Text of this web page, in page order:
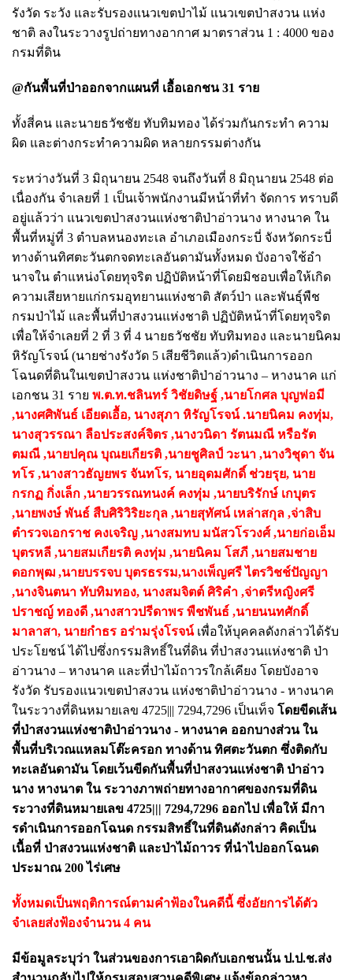
รังวัด ระวัง และรับรองแนวเขตป่าไม้ แนวเขตป่าสงวน แห่ง
ชาติ ลงในระวางรูปถ่ายทางอากาศ มาตราส่วน 1 : 4000 ของ
กรมที่ดิน
@กันพื้นที่ป่าออกจากแผนที่ เอื้อเอกชน 31 ราย
ทั้งสี่คน และนายธวัชชัย ทับทิมทอง ได้ร่วมกันกระทํา ความ
ผิด และต่างกระทําความผิด หลายกรรมต่างกัน
ระหว่างวันที่ 3 มิถุนายน 2548 จนถึงวันที่ 8 มิถุนายน 2548 ต่อ
เนื่องกัน จําเลยที่ 1 เป็นเจ้าพนักงานมีหน้าที่ทํา จัดการ ทราบดี
อยู่แล้วว่า แนวเขตป่าสงวนแห่งชาติป่าอ่าวนาง หางนาค ใน
พื้นที่หมู่ที่ 3 ตําบลหนองทะเล อําเภอเมืองกระบี่ จังหวัดกระบี่
ทางด้านทิศตะวันตกจดทะเลอันดามันทั้งหมด บังอาจใช้อํา
นาจใน ตําแหน่งโดยทุจริต ปฏิบัติหน้าที่โดยมิชอบเพื่อให้เกิด
ความเสียหายแก่กรมอุทยานแห่งชาติ สัตว์ป่า และพันธุ์พืช
กรมป่าไม้ และพื้นที่ป่าสงวนแห่งชาติ ปฏิบัติหน้าที่โดยทุจริต
เพื่อให้จําเลยที่ 2 ที่ 3 ที่ 4 นายธวัชชัย ทับทิมทอง และนายนิคม
หิรัญโรจน์ (นายช่างรังวัด 5 เสียชีวิตแล้ว)ดําเนินการออก
โฉนดที่ดินในเขตป่าสงวน แห่งชาติป่าอ่าวนาง – หางนาค แก่
เอกชน 31 ราย พ.ต.ท.ชลินทร์ วิชัยดิษฐ์ ,นายโกศล บุญพ่อมี
,นางศศิพันธ์ เอียดเอื้อ, นางสุภา หิรัญโรจน์ .นายนิคม คงทุ่ม,
นางสุวรรณา ลือประสงค์จิตร ,นางวนิดา รัตนมณี หรือรัต
ตมณี ,นายปคุณ บุณยเกียรติ ,นายชูศิลป์ วะนา ,นางวิชุดา จัน
ทโร ,นางสาวธัญยพร จันทโร, นายอุดมศักดิ์ ช่วยรุย, นาย
กรกฏ กิ่งเล็ก ,นายวรรณทนงค์ คงทุ่ม ,นายบริรักษ์ เกบุตร
,นายพงษ์ พันธ์ สืบศิริวิริยะกุล ,นายสุทัศน์ เหล่าสกุล ,จ่าสิบ
ตํารวจเอกราช คงเจริญ ,นางสมทบ มนัสวโรวงศ์ ,นายก่อเอ็ม
บุตรหลี ,นายสมเกียรติ คงทุ่ม ,นายนิคม โสภี ,นายสมชาย
ดอกพุฒ ,นายบรรจบ บุตรธรรม,นางเพ็ญศรี ไตรวิชช์ปัญญา
,นางจินตนา ทับทิมทอง, นางสมจิตต์ ศิริคํา ,จ่าตรีหญิงศรี
ปราชญ์ ทองดี ,นางสาวปรีดาพร พืชพันธ์ ,นายนนทศักดิ์
มาลาสา, นายกําธร อร่ามรุ่งโรจน์เพื่อให้บุคคลดังกล่าวได้รับ
ประโยชน์ ได้ไปซึ่งกรรมสิทธิ์ในที่ดิน ที่ป่าสงวนแห่งชาติ ป่า
อ่าวนาง – หางนาค และที่ป่าไม้ถาวรใกล้เคียง โดยบังอาจ
รังวัด รับรองแนวเขตป่าสงวน แห่งชาติป่าอ่าวนาง - หางนาค
ในระวางที่ดินหมายเลข 4725||| 7294,7296 เป็นเท็จ โดยขีดเส้น
ที่ป่าสงวนแห่งชาติป่าอ่าวนาง - หางนาค ออกบางส่วน ใน
พื้นที่บริเวณแหลมโต๊ะครอก ทางด้าน ทิศตะวันตก ซึ่งติดกับ
ทะเลอันดามัน โดยเว้นขีดกันพื้นที่ป่าสงวนแห่งชาติ ป่าอ่าว
นาง หางนาต ใน ระวางภาพถ่ายทางอากาศของกรมที่ดิน
ระวางที่ดินหมายเลข 4725||| 7294,7296 ออกไป เพื่อให้ มีกา
รดําเนินการออกโฉนด กรรมสิทธิ์ในที่ดินดังกล่าว คิดเป็น
เนื้อที่ ป่าสงวนแห่งชาติ และป่าไม้ถาวร ที่นําไปออกโฉนด
ประมาณ 200 ไร่เศษ
ทั้งหมดเป็นพฤติการณ์ตามคำฟ้องในคดีนี้ ซึ่งอัยการได้ตัว
จำเลยส่งฟ้องจำนวน 4 คน
มีข้อมูลระบุว่า ในส่วนของการเอาผิดกับเอกชนนั้น ป.ป.ช.ส่ง